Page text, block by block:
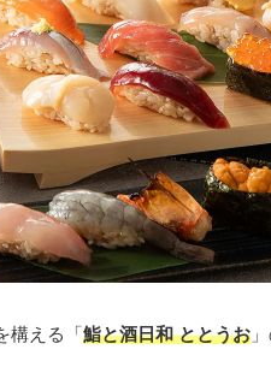
構える「鮨と酒日和 ととうお